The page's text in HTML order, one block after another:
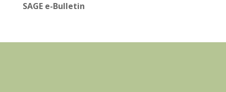
SAGE e-Bulletin